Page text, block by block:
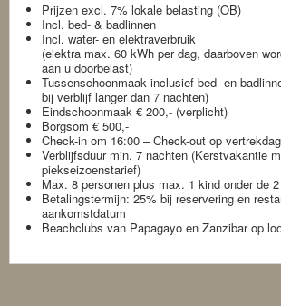
Prijzen excl. 7% lokale belasting (OB)
Incl. bed- & badlinnen
Incl. water- en elektraverbruik
(elektra max. 60 kWh per dag, daarboven
aan u doorbelast)
Tussenschoonmaak inclusief bed- en
bij verblijf langer dan 7 nachten)
Eindschoonmaak € 200,- (verplicht)
Borgsom € 500,-
Check-in om 16:00 – Check-out op
Verblijfsduur min. 7 nachten (Kerstvakantie
piekseizoenstarief)
Max. 8 personen plus max. 1 kind onder de
Betalingstermijn: 25% bij reservering en
aankomstdatum
Beachclubs van Papagayo en Zanzibar op